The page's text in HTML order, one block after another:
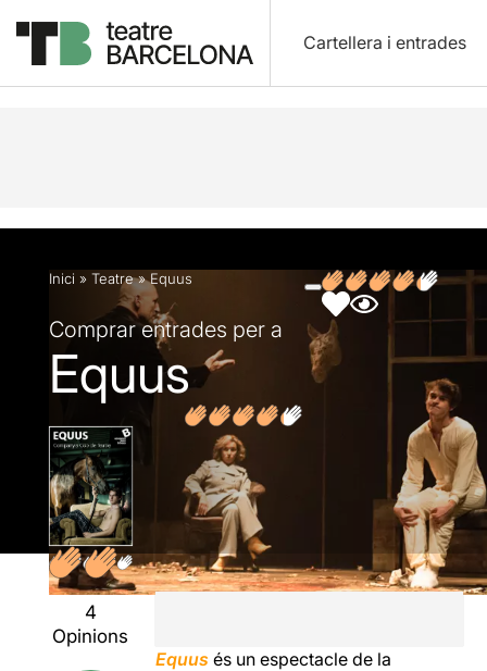
Cartellera i entrades
Descripció Fitxa artística Fotos i vídeos
Inici » Teatre»Equus
Comprar entrades per a
Equus
4
Opinions
Equus és un espectacle de la